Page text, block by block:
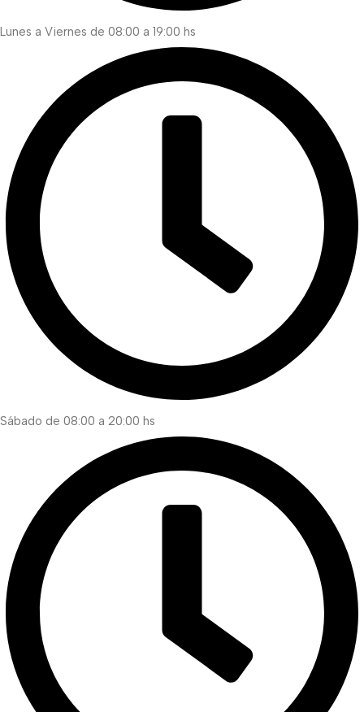
Lunes a Viernes de 08:00 a 19:00 hs
Sábado de 08:00 a 20:00 hs